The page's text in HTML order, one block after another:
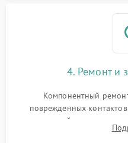
4. Ремонт и
Компонентный
поврежденных
двигателей,
лидара или помпы подачи